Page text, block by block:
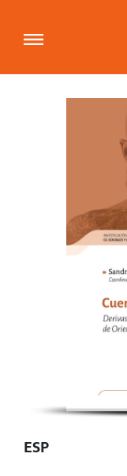
"Cuerpo y
Oriente y
añadido a
ESP